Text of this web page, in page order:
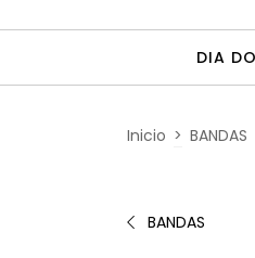
DIA
Inicio > BANDAS
BANDAS